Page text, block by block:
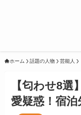
ホーム 話題の人物 芸能人
【匂わせ8
愛疑惑！宿泊